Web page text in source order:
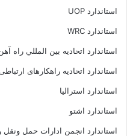
استاندارد UOP
استاندارد WRC
استاندارد اتحاديه بين المللي راه
استاندارد اتحادیه راهکارهای
استاندارد استرالیا
استاندارد اشتو
استاندارد انجمن ادارات حمل ونقل